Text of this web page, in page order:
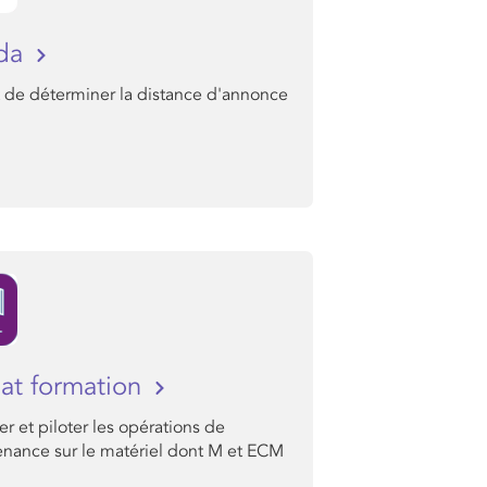
de déterminer la distance d'annonce
formation
et piloter les opérations de
sur le matériel dont M et ECM